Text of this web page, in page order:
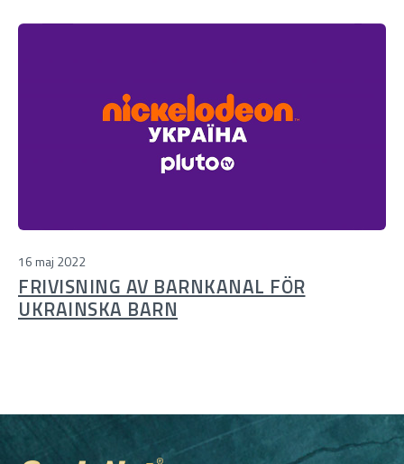
16 maj 2022
FRIVISNING AV BARNKANAL FÖR
UKRAINSKA BARN